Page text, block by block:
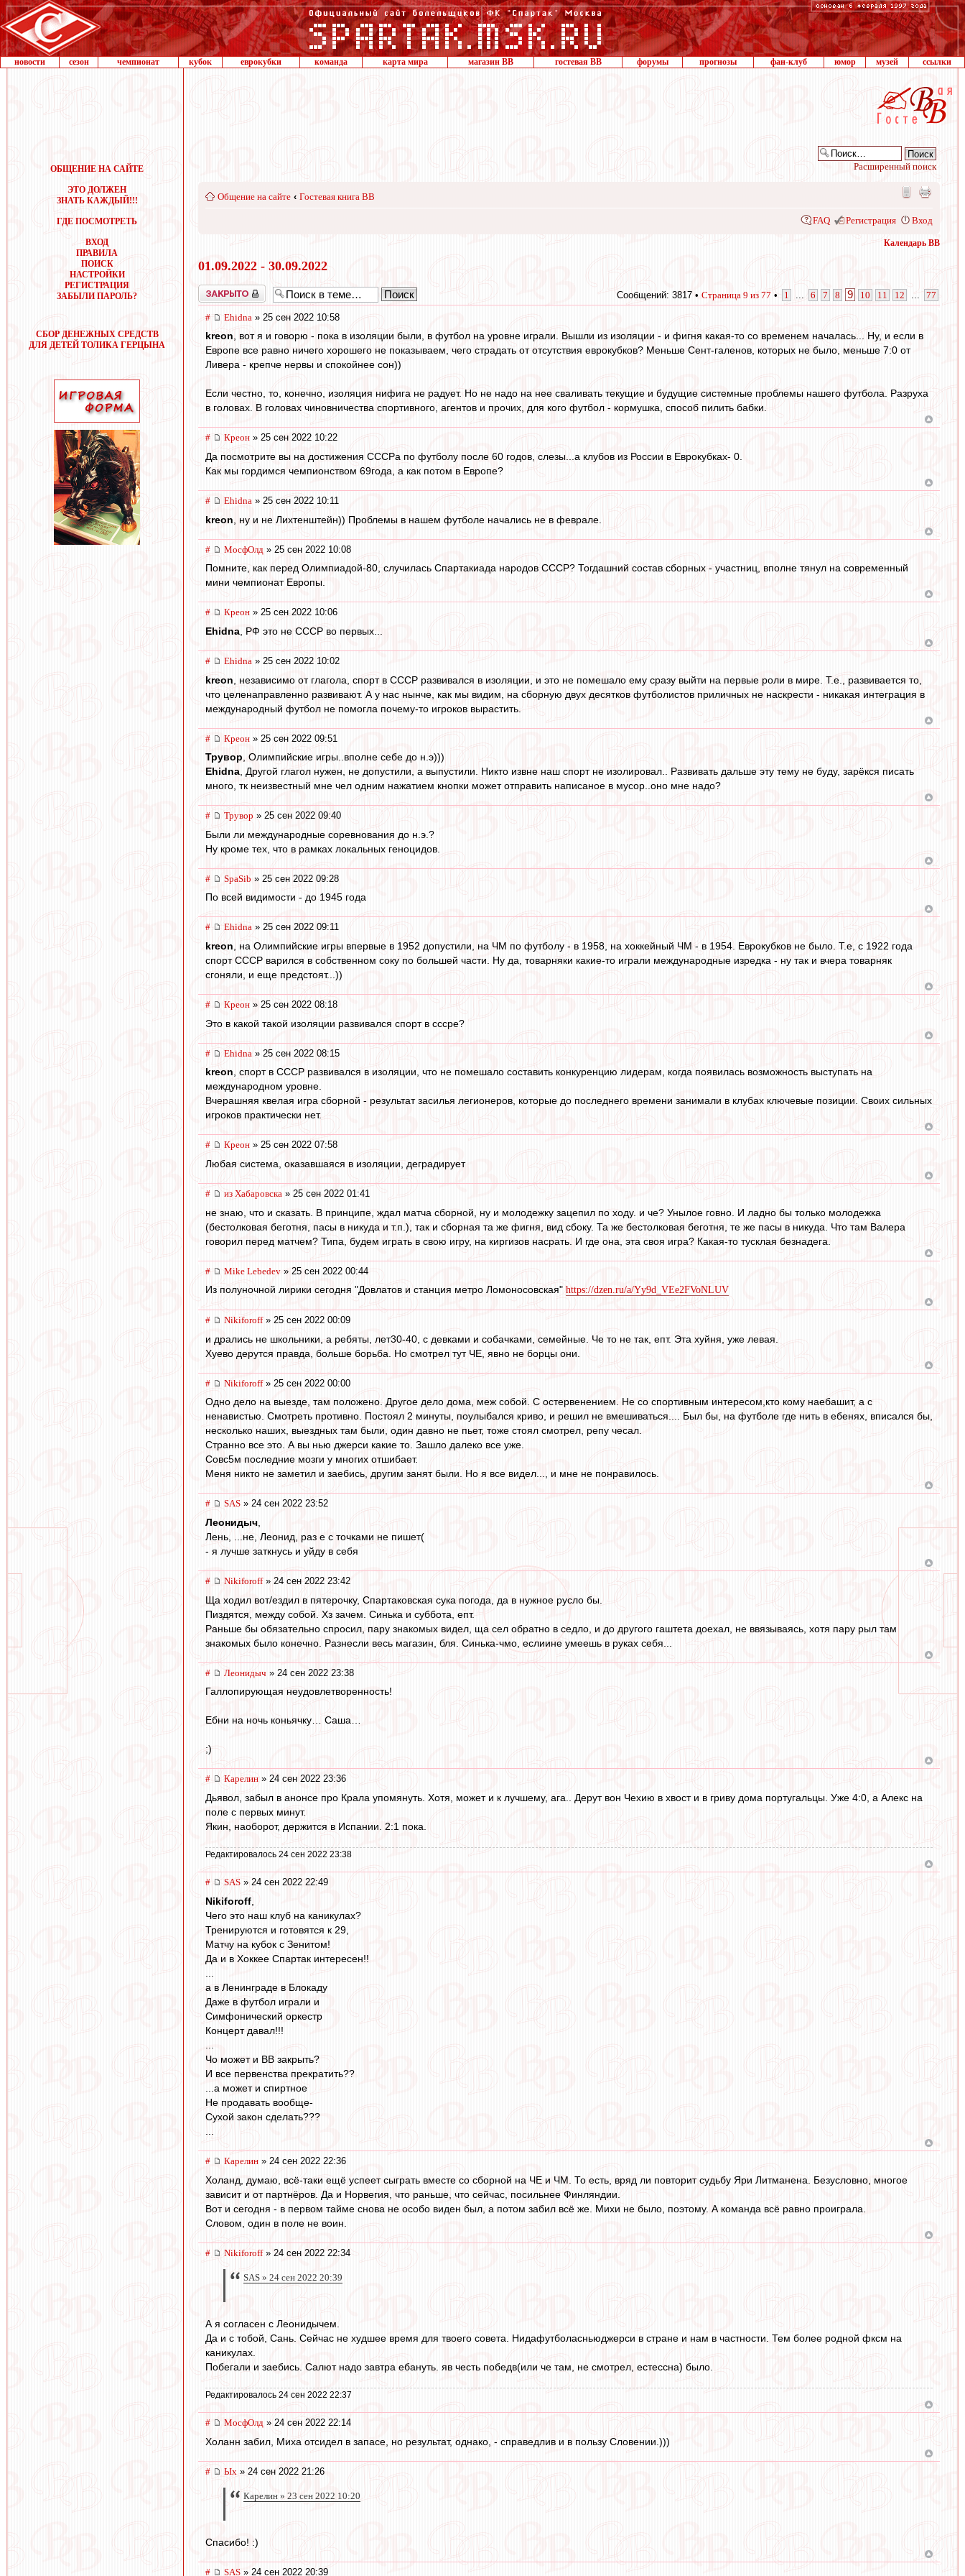
новости сезон чемпионат кубок еврокубки команда карта мира магазин ВВ гостевая ВВ форумы прогнозы фан-клуб юмор музей ссылки
ОБЩЕНИЕ НА САЙТЕ
ЭТО ДОЛЖЕН
ЗНАТЬ КАЖДЫЙ!!!
ГДЕ ПОСМОТРЕТЬ
ВХОД
ПРАВИЛА
ПОИСК
НАСТРОЙКИ
РЕГИСТРАЦИЯ
ЗАБЫЛИ ПАРОЛЬ?
СБОР ДЕНЕЖНЫХ СРЕДСТВ
ДЛЯ ДЕТЕЙ ТОЛИКА ГЕРЦЫНА
Расширенный поиск
Общение на сайте ‹ Гостевая книга ВВ
FAQ Регистрация Вход
Календарь ВВ
01.09.2022 - 30.09.2022
Закрыто Сообщений: 3817 • Страница 9 из 77 • 1 6 7 8 9 10 11 12 77
# Ehidna » 25 сен 2022 10:58
kreon, вот я и говорю - пока в изоляции были, в футбол на уровне играли. Вышли из изоляции - и фигня какая-то со временем началась... Ну, и если в
Европе все равно ничего хорошего не показываем, чего страдать от отсутствия еврокубков? Меньше Сент-галенов, которых не было, меньше 7:0 от
Ливера - крепче нервы и спокойнее сон))
Если честно, то, конечно, изоляция нифига не радует. Но не надо на нее сваливать текущие и будущие системные проблемы нашего футбола. Разруха
в головах. В головах чиновничества спортивного, агентов и прочих, для кого футбол - кормушка, способ пилить бабки.
# Креон » 25 сен 2022 10:22
Да посмотрите вы на достижения СССРа по футболу после 60 годов, слезы...а клубов из России в Еврокубках- 0.
Как мы гордимся чемпионством 69года, а как потом в Европе?
# Ehidna » 25 сен 2022 10:11
kreon , ну и не Лихтенштейн)) Проблемы в нашем футболе начались не в феврале.
# МосфОлд » 25 сен 2022 10:08
Помните, как перед Олимпиадой-80, случилась Спартакиада народов СССР? Тогдашний состав сборных - участниц, вполне тянул на современный
мини чемпионат Европы.
# Креон » 25 сен 2022 10:06
Ehidna , РФ это не СССР во первых...
# Ehidna » 25 сен 2022 10:02
kreon , независимо от глагола, спорт в СССР развивался в изоляции, и это не помешало ему сразу выйти на первые роли в мире. Т.е., развивается то,
что целенаправленно развивают. А у нас нынче, как мы видим, на сборную двух десятков футболистов приличных не наскрести - никакая интеграция в
международный футбол не помогла почему-то игроков вырастить.
# Креон » 25 сен 2022 09:51
Трувор , Олимпийские игры..вполне себе до н.э)))
Ehidna , Другой глагол нужен, не допустили, а выпустили. Никто извне наш спорт не изолировал.. Развивать дальше эту тему не буду, зарёкся писать
много, тк неизвестный мне чел одним нажатием кнопки может отправить написаное в мусор..оно мне надо?
# Трувор » 25 сен 2022 09:40
Были ли международные соревнования до н.э.?
Ну кроме тех, что в рамках локальных геноцидов.
# SpaSib » 25 сен 2022 09:28
По всей видимости - до 1945 года
# Ehidna » 25 сен 2022 09:11
kreon , на Олимпийские игры впервые в 1952 допустили, на ЧМ по футболу - в 1958, на хоккейный ЧМ - в 1954. Еврокубков не было. Т.е, с 1922 года
спорт СССР варился в собственном соку по большей части. Ну да, товарняки какие-то играли международные изредка - ну так и вчера товарняк
сгоняли, и еще предстоят...))
# Креон » 25 сен 2022 08:18
Это в какой такой изоляции развивался спорт в сссре?
# Ehidna » 25 сен 2022 08:15
kreon, спорт в СССР развивался в изоляции, что не помешало составить конкуренцию лидерам, когда появилась возможность выступать на
международном уровне.
Вчерашняя квелая игра сборной - результат засилья легионеров, которые до последнего времени занимали в клубах ключевые позиции. Своих сильных
игроков практически нет.
# Креон » 25 сен 2022 07:58
Любая система, оказавшаяся в изоляции, деградирует
# из Хабаровска » 25 сен 2022 01:41
не знаю, что и сказать. В принципе, ждал матча сборной, ну и молодежку зацепил по ходу. и че? Унылое говно. И ладно бы только молодежка
(бестолковая беготня, пасы в никуда и т.п.), так и сборная та же фигня, вид сбоку. Та же бестолковая беготня, те же пасы в никуда. Что там Валера
говорил перед матчем? Типа, будем играть в свою игру, на киргизов насрать. И где она, эта своя игра? Какая-то тусклая безнадега.
# Mike Lebedev » 25 сен 2022 00:44
Из полуночной лирики сегодня "Довлатов и станция метро Ломоносовская" https://dzen.ru/a/Yy9d_VEe2FVoNLUV
# Nikiforoff» 25 сен 2022 00:09
и дрались не школьники, а ребяты, лет30-40, с девками и собачками, семейные. Че то не так, епт. Эта хуйня, уже левая.
Хуево дерутся правда, больше борьба. Но смотрел тут ЧЕ, явно не борцы они.
# Nikiforoff» 25 сен 2022 00:00
Одно дело на выезде, там положено. Другое дело дома, меж собой. С остервенением. Не со спортивным интересом,кто кому наебашит, а с
ненавистью. Смотреть противно. Постоял 2 минуты, поулыбался криво, и решил не вмешиваться.... Был бы, на футболе где нить в ебенях, вписался бы,
несколько наших, выездных там были, один давно не пьет, тоже стоял смотрел, репу чесал.
Странно все это. А вы нью джерси какие то. Зашло далеко все уже.
Совс5м последние мозги у многих отшибает.
Меня никто не заметил и заебись, другим занят были. Но я все видел..., и мне не понравилось.
# SAS » 24 сен 2022 23:52
Леонидыч
Лень, ...не, Леонид, раз е с точками не пишет(
- я лучше заткнусь и уйду в себя
# Nikiforoff» 24 сен 2022 23:42
Ща ходил вот/ездил в пятерочку, Спартаковская сука погода, да в нужное русло бы.
Пиздятся, между собой. Хз зачем. Синька и суббота, епт.
Раньше бы обязательно спросил, пару знакомых видел, ща сел обратно в седло, и до другого гаштета доехал, не ввязываясь, хотя пару рыл там
знакомых было конечно. Разнесли весь магазин, бля. Синька-чмо, еслиине умеешь в руках себя...
# Леонидыч » 24 сен 2022 23:38
Галлопирующая неудовлетворенность!
Ебни на ночь коньячку… Саша…
;)
# Карелин » 24 сен 2022 23:36
Дьявол, забыл в анонсе про Крала упомянуть. Хотя, может и к лучшему, ага.. Дерут вон Чехию в хвост и в гриву дома португальцы. Уже 4:0, а Алекс на
поле с первых минут.
Якин, наоборот, держится в Испании. 2:1 пока.
Редактировалось 24 сен 2022 23:38
# SAS » 24 сен 2022 22:49
Nikiforoff
Чего это наш клуб на каникулах?
Тренируются и готовятся к 29,
Матчу на кубок с Зенитом!
Да и в Хоккее Спартак интересен!!
а в Ленинграде в Блокаду
Даже в футбол играли и
Симфонический оркестр
Концерт давал!!!
Чо может и ВВ закрыть?
И все первенства прекратить??
...а может и спиртное
Не продавать вообще-
Сухой закон сделать???
# Карелин » 24 сен 2022 22:36
Холанд, думаю, всё-таки ещё успеет сыграть вместе со сборной на ЧЕ и ЧМ. То есть, вряд ли повторит судьбу Яри Литманена. Безусловно, многое
зависит и от партнёров. Да и Норвегия, что раньше, что сейчас, посильнее Финляндии.
Вот и сегодня - в первом тайме снова не особо виден был, а потом забил всё же. Михи не было, поэтому. А команда всё равно проиграла.
Словом, один в поле не воин.
# Nikiforoff» 24 сен 2022 22:34
SAS » 24 сен 2022 20:39
А я согласен с Леонидычем.
Да и с тобой, Сань. Сейчас не худшее время для твоего совета. Нидафутболасньюджерси в стране и нам в частности. Тем более родной фксм на
каникулах.
Побегали и заебись. Салют надо завтра ебануть. яв честь победв(или че там, не смотрел, естессна) было.
Редактировалось 24 сен 2022 22:37
# МосфОлд » 24 сен 2022 22:14
Холанн забил, Миха отсидел в запасе, но результат, однако, - справедлив и в пользу Словении.)))
# Ых » 24 сен 2022 21:26
Карелин » 23 сен 2022 10:20
Спасибо! :)
# SAS » 24 сен 2022 20:39